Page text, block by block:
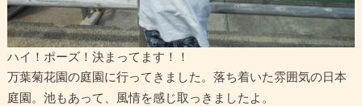
ハイ！ポーズ！決まってます！！
万葉菊花園の庭園に行ってきました。落ち着いた雰囲気の日本
庭園。池もあって、風情を感じ取っきましたよ。